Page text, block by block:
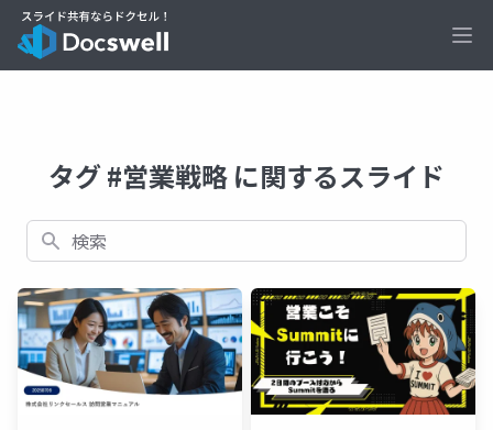
タグ #営業戦略 に関するスライド
検索